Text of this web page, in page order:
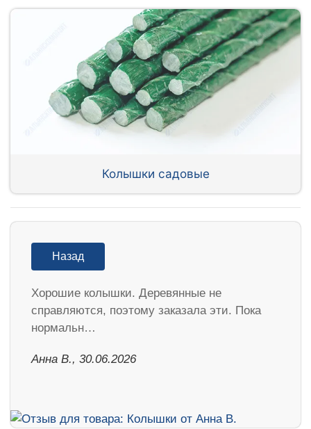
Колышки садовые
Назад
Хорошие колышки. Деревянные не
справляются, поэтому заказала эти. Пока
нормальн…
Анна В., 30.06.2026